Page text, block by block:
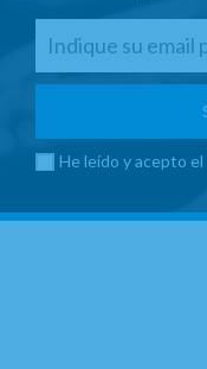
He leído y acepto el